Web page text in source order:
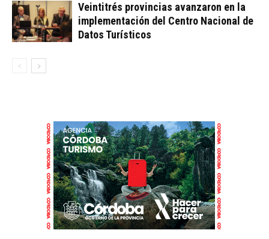
Veintitrés provincias avanzaron en la
implementación del Centro Nacional de
Datos Turísticos